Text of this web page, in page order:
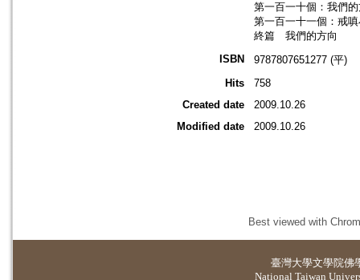
第一百一十個：我們
第一百一十一個：戒
終篇 我們的方向
ISBN
9787807651277 (平)
Hits
758
Created date
2009.10.26
Modified date
2009.10.26
Best viewed with
臺灣大學文學院佛
National Taiwan